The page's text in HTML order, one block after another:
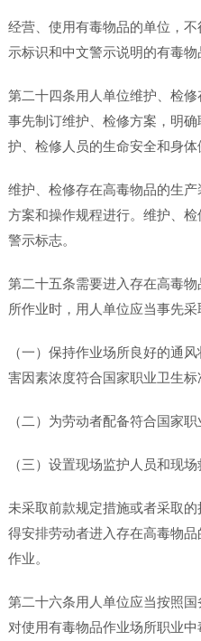
经营、使用有毒物品的单位，
示标识和中文警示说明的有毒物
第二十四条用人单位维护、检
事先制订维护、检修方案，明
护、检修人员的生命安全和身体
维护、检修存在高毒物品的生
方案和操作规程进行。维护、
警示标志。
第二十五条需要进入存在高毒
所作业时，用人单位应当事先采
（一）保持作业场所良好的通
害因素浓度符合国家职业卫生标
（二）为劳动者配备符合国家
（三）设置现场监护人员和现场
未采取前款规定措施或者采取
得安排劳动者进入存在高毒物
作业。
第二十六条用人单位应当按照
对使用有毒物品作业场所职业